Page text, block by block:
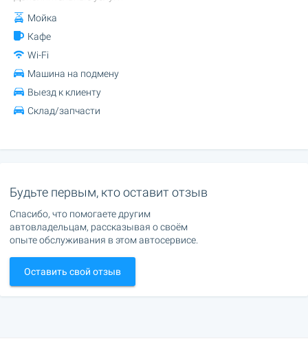
Мойка
Кафе
Wi-Fi
Машина на подмену
Выезд к клиенту
Склад/запчасти
Будьте первым, кто оставит отзыв
Спасибо, что помогаете другим
автовладельцам, рассказывая о своём
опыте обслуживания в этом автосервисе.
Оставить свой отзыв